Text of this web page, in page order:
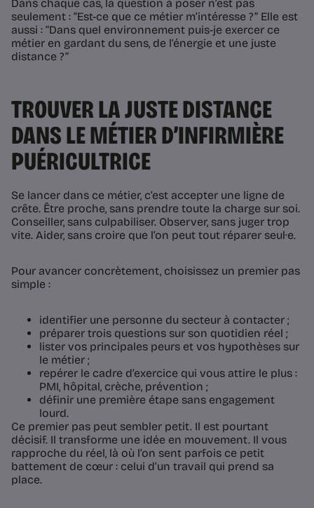
Dans chaque cas, la question à poser n’est pas
seulement : “Est-ce que ce métier m’intéresse ?” Elle est
aussi : “Dans quel environnement puis-je exercer ce
métier en gardant du sens, de l’énergie et une juste
distance ?”
TROUVER LA JUSTE DISTANCE
DANS LE MÉTIER D’INFIRMIÈRE
PUÉRICULTRICE
Se lancer dans ce métier, c’est accepter une ligne de
crête. Être proche, sans prendre toute la charge sur soi.
Conseiller, sans culpabiliser. Observer, sans juger trop
vite. Aider, sans croire que l’on peut tout réparer seul·e.
Pour avancer concrètement, choisissez un premier pas
simple :
identifier une personne du secteur à contacter ;
préparer trois questions sur son quotidien réel ;
lister vos principales peurs et vos hypothèses sur
le métier ;
repérer le cadre d’exercice qui vous attire le plus :
PMI, hôpital, crèche, prévention ;
définir une première étape sans engagement
lourd.
Ce premier pas peut sembler petit. Il est pourtant
décisif. Il transforme une idée en mouvement. Il vous
rapproche du réel, là où l’on sent parfois ce petit
battement de cœur : celui d’un travail qui prend sa
place.